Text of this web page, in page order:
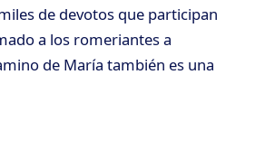
de devotos que participan
a los romeriantes a
de María también es una